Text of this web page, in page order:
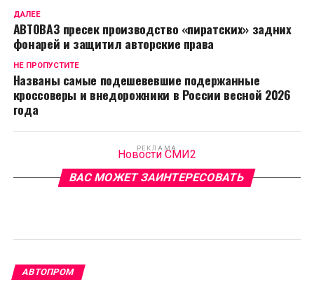
ДАЛЕЕ
АВТОВАЗ пресек производство «пиратских» задних
фонарей и защитил авторские права
НЕ ПРОПУСТИТЕ
Названы самые подешевевшие подержанные
кроссоверы и внедорожники в России весной 2026
года
РЕКЛАМА
Новости СМИ2
ВАС МОЖЕТ ЗАИНТЕРЕСОВАТЬ
АВТОПРОМ